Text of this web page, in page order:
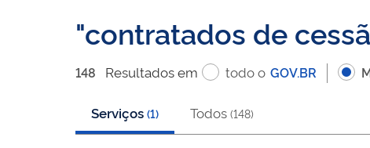
contratados de
148 Resultadosem todo o GOV.BR
Serviços (1) Todos (148)